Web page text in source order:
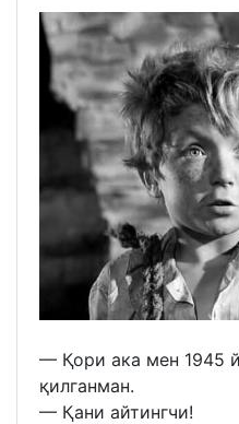
— Қори ака мен 1945
қилганман.
— Қани айтингчи!